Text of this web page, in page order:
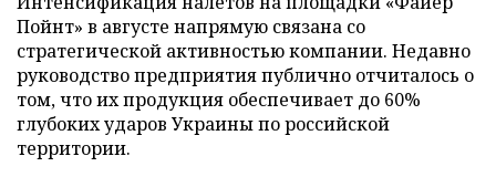
Пойнт» в августе напрямую связана со
стратегической активностью компании. Недавно
руководство предприятия публично отчиталось о
том, что их продукция обеспечивает до 60%
глубоких ударов Украины по российской
территории.